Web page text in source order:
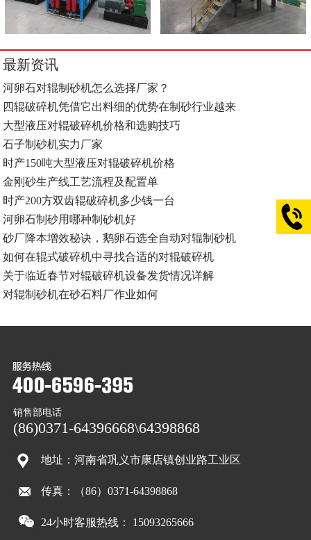
最新资讯
河卵石对辊制砂机怎么选择厂家？
四辊破碎机凭借它出料细的优势在制砂行业越来
大型液压对辊破碎机价格和选购技巧
石子制砂机实力厂家
时产150吨大型液压对辊破碎机价格
金刚砂生产线工艺流程及配置单
时产200方双齿辊破碎机多少钱一台
河卵石制砂用哪种制砂机好
砂厂降本增效秘诀，鹅卵石选全自动对辊制砂机
如何在辊式破碎机中寻找合适的对辊破碎机
关于临近春节对辊破碎机设备发货情况详解
对辊制砂机在砂石料厂作业如何
销售部电话
(86)0371-64396668\64398868
地址：河南省巩义市康店镇创业路工业区
传真：（86）0371-64398868
24小时客服热线： 15093265666